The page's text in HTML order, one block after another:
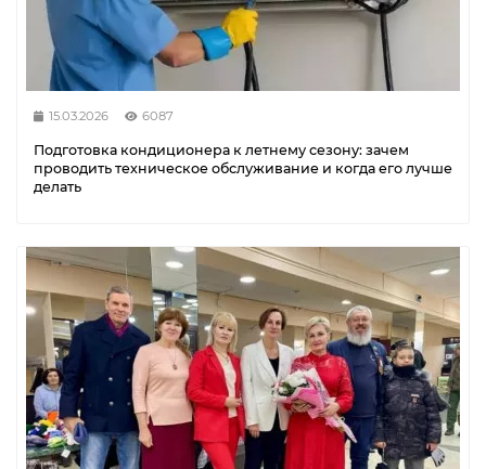
15.03.2026 6087
Подготовка кондиционера к летнему сезону: зачем
проводить техническое обслуживание и когда его лучше
делать